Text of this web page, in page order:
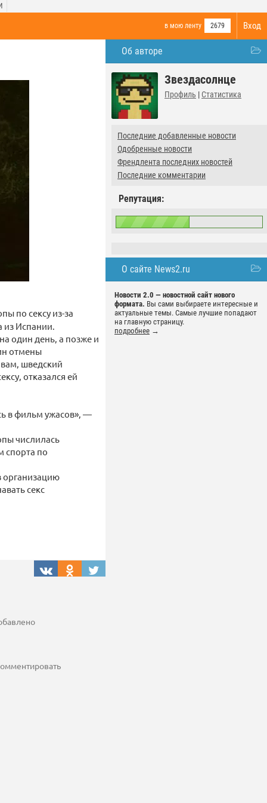
Вход
в мою ленту 2679
Об авторе
Звездасолнце
Профиль | Статистика
Последние добавленные новости
Одобренные новости
Френдлента последних новостей
Последние комментарии
Репутация:
О сайте News2.ru
Новости 2.0 — новостной сайт нового
формата. Вы сами выбираете интересные и
актуальные темы. Самые лучшие попадают
на главную страницу.
подробнее →
по сексу из-за
из Испании.
один день, а позже и
отмены
шведский
отказался ей
в фильм ужасов», —
числилась
спорта по
организацию
секс